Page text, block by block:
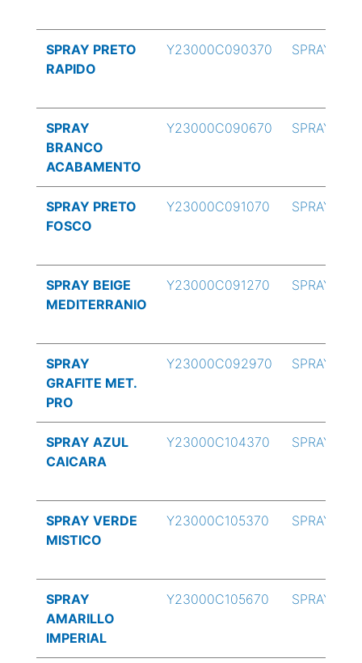
SPRAY PRETO
RAPIDO
Y23000C090370 SPRAY
SPRAY
BRANCO
ACABAMENTO
Y23000C090670 SPRAY
SPRAY PRETO
FOSCO
Y23000C091070 SPRAY
SPRAY BEIGE
MEDITERRANIO
Y23000C091270 SPRAY
SPRAY
GRAFITE MET.
PRO
Y23000C092970 SPRAY
SPRAY AZUL
CAICARA
Y23000C104370 SPRAY
SPRAY VERDE
MISTICO
Y23000C105370 SPRAY
SPRAY
AMARILLO
IMPERIAL
Y23000C105670 SPRAY